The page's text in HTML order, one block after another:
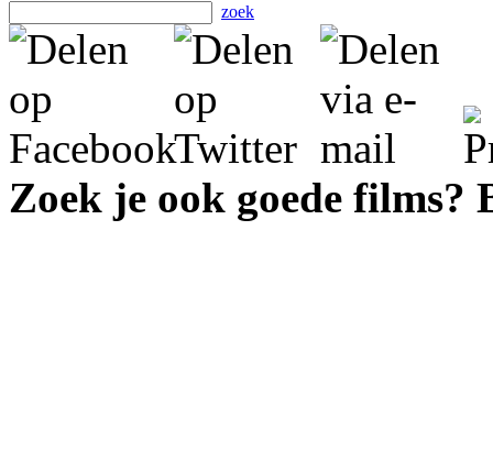
zoek
Zoek je ook goede films?